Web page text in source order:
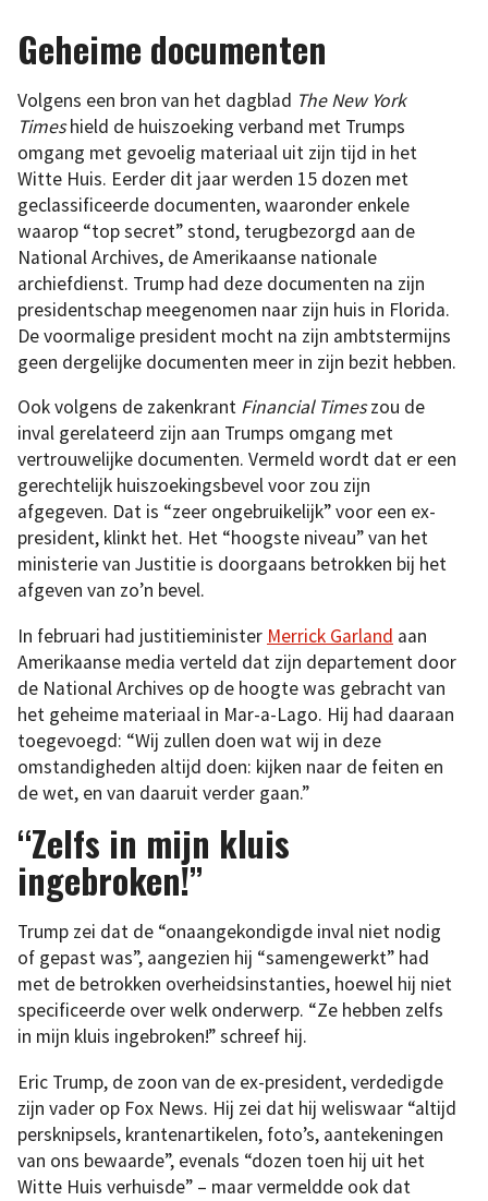
Geheime documenten
Volgens een bron van het dagblad The New York
Timeshield de huiszoeking verband met Trumps
omgang met gevoelig materiaal uit zijn tijd in het
Witte Huis. Eerder dit jaar werden 15 dozen met
geclassificeerde documenten, waaronder enkele
waarop “top secret” stond, terugbezorgd aan de
National Archives, de Amerikaanse nationale
archiefdienst. Trump had deze documenten na zijn
presidentschap meegenomen naar zijn huis in Florida.
De voormalige president mocht na zijn ambtstermijns
geen dergelijke documenten meer in zijn bezit hebben.
Ook volgens de zakenkrant Financial Timeszou de
inval gerelateerd zijn aan Trumps omgang met
vertrouwelijke documenten. Vermeld wordt dat er een
gerechtelijk huiszoekingsbevel voor zou zijn
afgegeven. Dat is “zeer ongebruikelijk” voor een ex-
president, klinkt het. Het “hoogste niveau” van het
ministerie van Justitie is doorgaans betrokken bij het
afgeven van zo’n bevel.
In februari had justitieminister Merrick Garland aan
Amerikaanse media verteld dat zijn departement door
de National Archives op de hoogte was gebracht van
het geheime materiaal in Mar-a-Lago. Hij had daaraan
toegevoegd: “Wij zullen doen wat wij in deze
omstandigheden altijd doen: kijken naar de feiten en
de wet, en van daaruit verder gaan.”
“Zelfs in mijn kluis
ingebroken!”
Trump zei dat de “onaangekondigde inval niet nodig
of gepast was”, aangezien hij “samengewerkt” had
met de betrokken overheidsinstanties, hoewel hij niet
specificeerde over welk onderwerp. “Ze hebben zelfs
in mijn kluis ingebroken!” schreef hij.
Eric Trump, de zoon van de ex-president, verdedigde
zijn vader op Fox News. Hij zei dat hij weliswaar “altijd
persknipsels, krantenartikelen, foto’s, aantekeningen
van ons bewaarde”, evenals “dozen toen hij uit het
Witte Huis verhuisde” – maar vermeldde ook dat